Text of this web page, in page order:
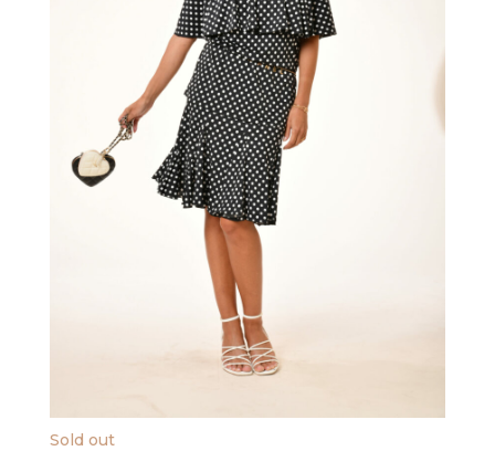
Sold out